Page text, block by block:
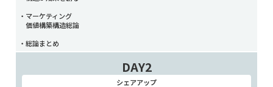
・マーケティング
価値構築構造総論
・総論まとめ
DAY2
シェアアップ